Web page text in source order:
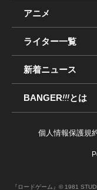
アニメ
ライター一覧
新着ニュース
BANGER!!!とは
個人情報保護規
『ロードゲーム』© 1981